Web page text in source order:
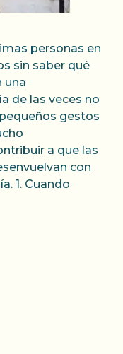
personas en
sin saber qué
una
de las veces no
gestos
a que las
con
1. Cuando